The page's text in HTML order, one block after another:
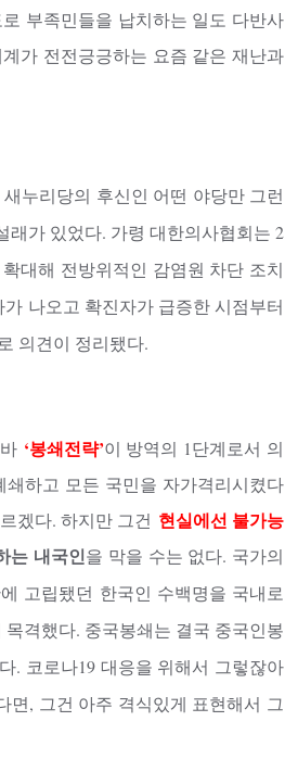
부족민들을 납치하는 일도 다반사
가 전전긍긍하는 요즘 같은 재난과
누리당의 후신인 어떤 야당만 그런
가 있었다. 가령 대한의사협회는 2
대해 전방위적인 감염원 차단 조치
나오고 확진자가 급증한 시점부터
의견이 정리됐다.
‘봉쇄전략’이 방역의 1단계로서 의
하고 모든 국민을 자가격리시켰다
겠다. 하지만 그건 현실에선 불가능
는 내국인을 막을 수는 없다. 국가의
고립됐던 한국인 수백명을 국내로
격했다. 중국봉쇄는 결국 중국인봉
. 코로나19 대응을 위해서 그렇잖아
면, 그건 아주 격식있게 표현해서 그